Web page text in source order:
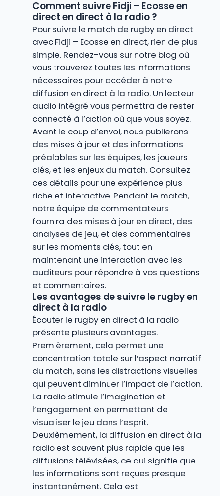
Comment suivre Fidji – Ecosse en
direct en direct à la radio ?
Pour suivre le match de rugby en direct
avec Fidji – Ecosse en direct, rien de plus
simple. Rendez-vous sur notre blog où
vous trouverez toutes les informations
nécessaires pour accéder à notre
diffusion en direct à la radio. Un lecteur
audio intégré vous permettra de rester
connecté à l’action où que vous soyez.
Avant le coup d’envoi, nous publierons
des mises à jour et des informations
préalables sur les équipes, les joueurs
clés, et les enjeux du match. Consultez
ces détails pour une expérience plus
riche et interactive. Pendant le match,
notre équipe de commentateurs
fournira des mises à jour en direct, des
analyses de jeu, et des commentaires
sur les moments clés, tout en
maintenant une interaction avec les
auditeurs pour répondre à vos questions
et commentaires.
Les avantages de suivre le rugby en
direct à la radio
Écouter le rugby en direct à la radio
présente plusieurs avantages.
Premièrement, cela permet une
concentration totale sur l’aspect narratif
du match, sans les distractions visuelles
qui peuvent diminuer l’impact de l’action.
La radio stimule l’imagination et
l’engagement en permettant de
visualiser le jeu dans l’esprit.
Deuxièmement, la diffusion en direct à la
radio est souvent plus rapide que les
diffusions télévisées, ce qui signifie que
les informations sont reçues presque
instantanément. Cela est